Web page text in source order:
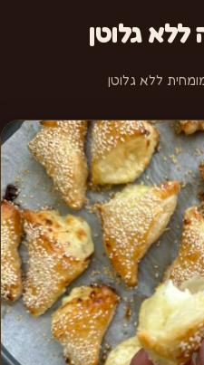
ללא גלוטן
ללא גלוטן